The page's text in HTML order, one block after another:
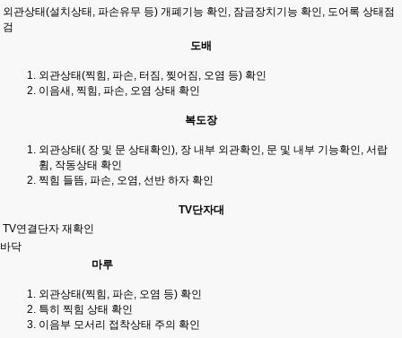
외관상태(설치상태, 파손유무 등) 개폐기능 확인, 잠금장치기능 확인, 도어록 상태점
검
도배
외관상태(찍힘, 파손, 터짐, 찢어짐, 오염 등) 확인
이음새, 찍힘, 파손, 오염 상태 확인
복도장
외관상태( 장 및 문 상태확인), 장 내부 외관확인, 문 및 내부 기능확인, 서랍
휨, 작동상태 확인
찍힘 들뜸, 파손, 오염, 선반 하자 확인
TV단자대
TV연결단자 재확인
바닥
마루
외관상태(찍힘, 파손, 오염 등) 확인
특히 찍힘 상태 확인
이음부 모서리 접착상태 주의 확인